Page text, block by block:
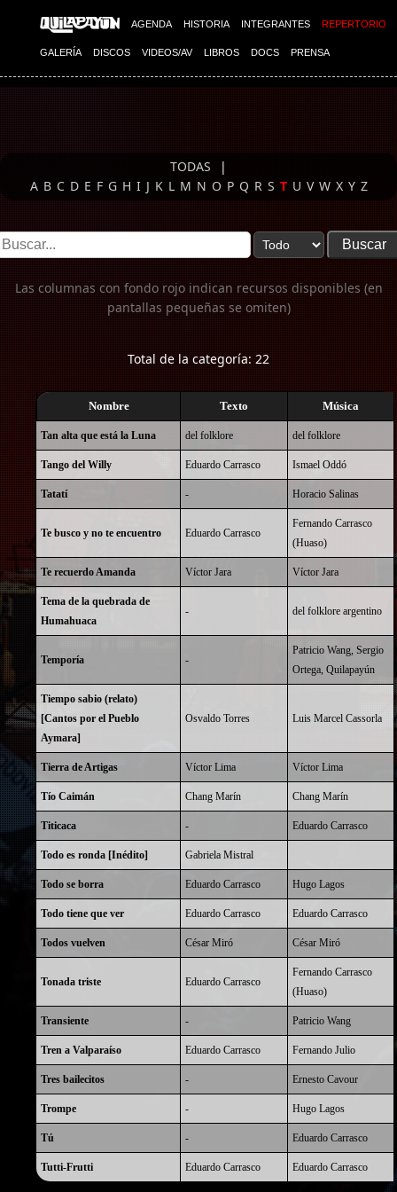
AGENDA HISTORIA INTEGRANTES REPERTORIO
GALERÍA DISCOS VIDEOS/AV LIBROS DOCS PRENSA
Imagen 01
TODAS
|
A B C D E F G H I J K L M N O P Q R S T U V W X Y Z
Las columnas con fondo rojo indican recursos disponibles (en
pantallas pequeñas se omiten)
Total de la categoría: 22
Nombre Texto Música
Tan alta que está la Luna del folklore del folklore
Tango del Willy Eduardo Carrasco Ismael Oddó
Tatatí - Horacio Salinas
Te busco y no te encuentro Eduardo Carrasco
Fernando Carrasco
(Huaso)
Te recuerdo Amanda Víctor Jara Víctor Jara
Tema de la quebrada de
Humahuaca
- del folklore argentino
Temporía -
Patricio Wang, Sergio
Ortega, Quilapayún
Tiempo sabio (relato)
[Cantos por el Pueblo
Aymara]
Osvaldo Torres Luis Marcel Cassorla
Tierra de Artigas Víctor Lima Víctor Lima
Tío Caimán Chang Marín Chang Marín
Titicaca - Eduardo Carrasco
Todo es ronda [Inédito] Gabriela Mistral
Todo se borra Eduardo Carrasco Hugo Lagos
Todo tiene que ver Eduardo Carrasco Eduardo Carrasco
Todos vuelven César Miró César Miró
Tonada triste Eduardo Carrasco
Fernando Carrasco
(Huaso)
Transiente - Patricio Wang
Tren a Valparaíso Eduardo Carrasco Fernando Julio
Tres bailecitos - Ernesto Cavour
Trompe - Hugo Lagos
Tú - Eduardo Carrasco
Tutti-Frutti Eduardo Carrasco Eduardo Carrasco